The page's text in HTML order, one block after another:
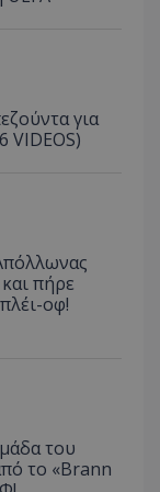
για
VIDEOS)
πήρε
οφ!
του
το «Brann